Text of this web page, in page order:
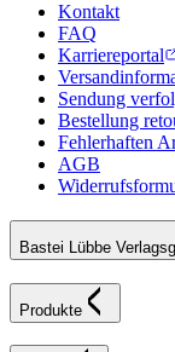
Kontakt
FAQ
Karriereportal
Sendung
Bestellung
Fehlerhaften
AGB
Bastei Lübbe
Produkte